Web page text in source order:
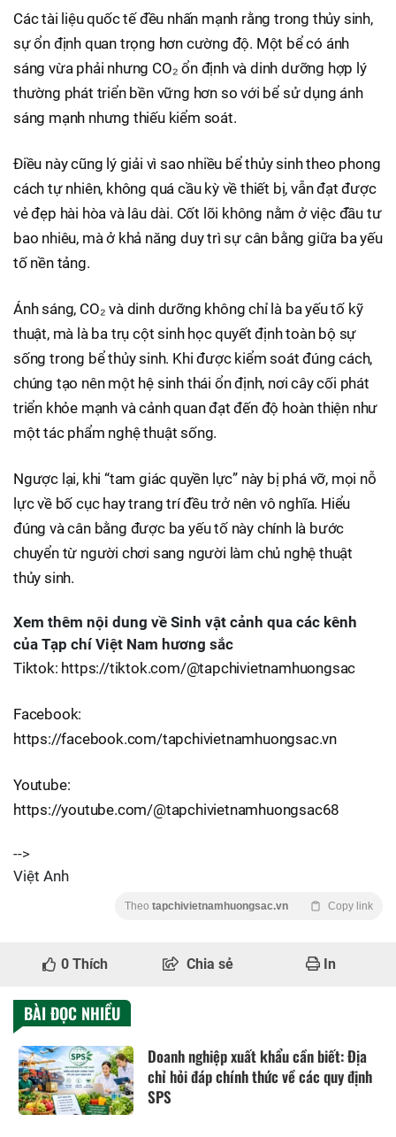
Các tài liệu quốc tế đều nhấn mạnh rằng trong thủy sinh,
sự ổn định quan trọng hơn cường độ. Một bể có ánh
sáng vừa phải nhưng CO₂ ổn định và dinh dưỡng hợp lý
thường phát triển bền vững hơn so với bể sử dụng ánh
sáng mạnh nhưng thiếu kiểm soát.
Điều này cũng lý giải vì sao nhiều bể thủy sinh theo phong
cách tự nhiên, không quá cầu kỳ về thiết bị, vẫn đạt được
vẻ đẹp hài hòa và lâu dài. Cốt lõi không nằm ở việc đầu tư
bao nhiêu, mà ở khả năng duy trì sự cân bằng giữa ba yếu
tố nền tảng.
Ánh sáng, CO₂ và dinh dưỡng không chỉ là ba yếu tố kỹ
thuật, mà là ba trụ cột sinh học quyết định toàn bộ sự
sống trong bể thủy sinh. Khi được kiểm soát đúng cách,
chúng tạo nên một hệ sinh thái ổn định, nơi cây cối phát
triển khỏe mạnh và cảnh quan đạt đến độ hoàn thiện như
một tác phẩm nghệ thuật sống.
Ngược lại, khi “tam giác quyền lực” này bị phá vỡ, mọi nỗ
lực về bố cục hay trang trí đều trở nên vô nghĩa. Hiểu
đúng và cân bằng được ba yếu tố này chính là bước
chuyển từ người chơi sang người làm chủ nghệ thuật
thủy sinh.
Xem thêm nội dung về Sinh vật cảnh qua các kênh
của Tạp chí Việt Nam hương sắc
Tiktok: https://tiktok.com/@tapchivietnamhuongsac
Facebook:
https://facebook.com/tapchivietnamhuongsac.vn
Youtube:
https://youtube.com/@tapchivietnamhuongsac68
-->
Việt Anh
Theo tapchivietnamhuongsac.vn Copy link
0 Thích Chia sẻ In
BÀI ĐỌC NHIỀU
Doanh nghiệp xuất khẩu cần biết: Địa
chỉ hỏi đáp chính thức về các quy định
SPS